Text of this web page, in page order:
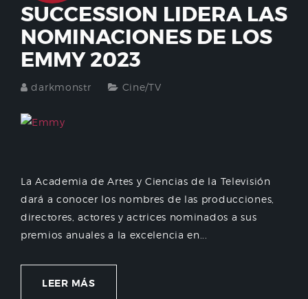
SUCCESSION LIDERA LAS
NOMINACIONES DE LOS
EMMY 2023
darkmonstr Cine/TV
La Academia de Artes y Ciencias de la Televisión
dará a conocer los nombres de las producciones,
directores, actores y actrices nominados a sus
premios anuales a la excelencia en...
LEER MÁS